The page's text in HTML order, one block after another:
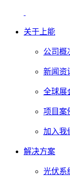
关于上能
公司概
新闻资
全球展
项目案
加入我
解决方案
光伏系